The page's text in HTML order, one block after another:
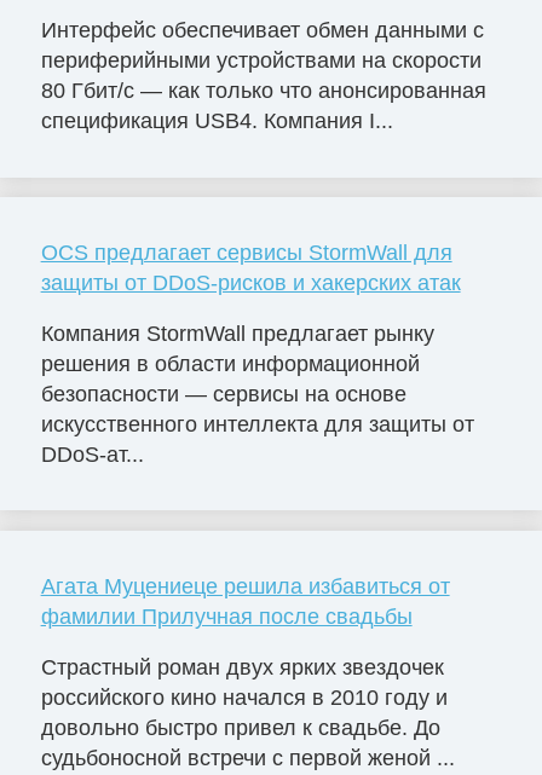
Интерфейс обеспечивает обмен данными с
периферийными устройствами на скорости
80 Гбит/с — как только что анонсированная
спецификация USB4. Компания I...
OCS предлагает сервисы StormWall для
защиты от DDoS-рисков и хакерских атак
Компания StormWall предлагает рынку
решения в области информационной
безопасности — сервисы на основе
искусственного интеллекта для защиты от
DDoS-ат...
Агата Муцениеце решила избавиться от
фамилии Прилучная после свадьбы
Страстный роман двух ярких звездочек
российского кино начался в 2010 году и
довольно быстро привел к свадьбе. До
судьбоносной встречи с первой женой ...